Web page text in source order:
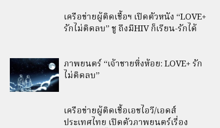
เครือข่ายผู้ติดเชื้อฯ เปิดตัวหนัง “LOVE+
รักไม่ติดลบ” ชู ถึงมีHIV ก็เรียน-รักได้
ภาพยนตร์ “เจ้าชายหิ่งห้อย: LOVE+ รัก
ไม่ติดลบ”
เครือข่ายผู้ติดเชื้อเอชไอวี/เอดส์
ประเทศไทย เปิดตัวภาพยนตร์เรื่อง